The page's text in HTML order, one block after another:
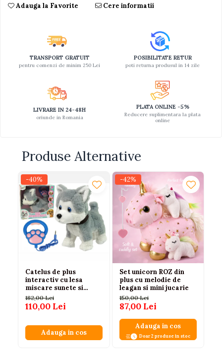
Proiectoare
Set Avioane si submarine
Seturi de doctor
Seturi de rufe
Trenuri cu sine
Vehicule de constructii
Adauga la Favorite Cere informatii
TRANSPORT GRATUIT
pentru comenzi de minim 250 Lei
POSIBILITATE RETUR
poti returna produsul in 14 zile
LIVRARE IN 24-48H
oriunde in Romania
PLATA ONLINE -5%
Reducere suplimentara la plata
online
Produse Alternative
-40%
Catelus de plus
interactiv cu lesa
miscare sunete si
melodii, 3 ani+
182,00 Lei
110,00 Lei
Adauga in cos
-42%
Set unicorn ROZ din
plus cu melodie de
leagan si mini jucarie
150,00 Lei
87,00 Lei
Adauga in cos
Doar 2 produse in stoc